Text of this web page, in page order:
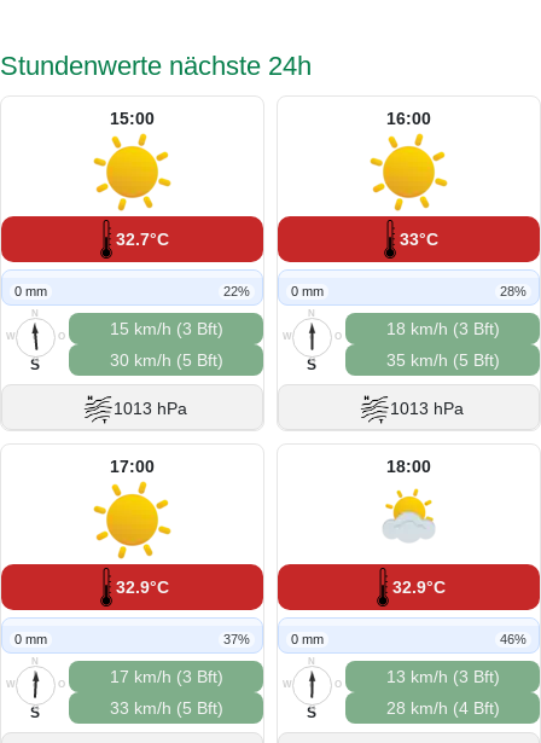
Stundenwerte nächste 24h
15:00
32.7°C
0 mm 22%
N
O
S
W
S
15 km/h (3 Bft)
30 km/h (5 Bft)
1013 hPa
16:00
33°C
0 mm 28%
N
O
S
W
S
18 km/h (3 Bft)
35 km/h (5 Bft)
1013 hPa
17:00
32.9°C
0 mm 37%
N
O
S
W
S
17 km/h (3 Bft)
33 km/h (5 Bft)
18:00
32.9°C
0 mm 46%
N
O
S
W
S
13 km/h (3 Bft)
28 km/h (4 Bft)